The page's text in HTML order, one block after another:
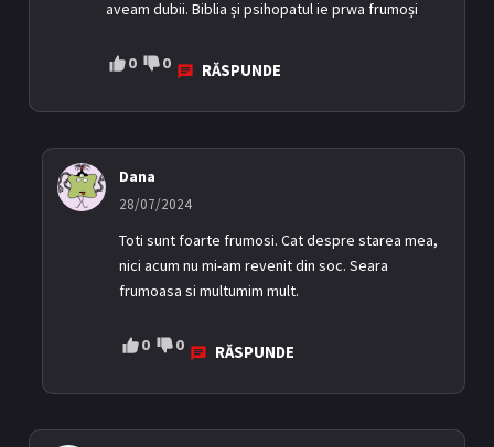
aveam dubii. Biblia și psihopatul ie prwa frumoși
0 0 RĂSPUNDE
Dana
28/07/2024
Toti sunt foarte frumosi. Cat despre starea mea,
nici acum nu mi-am revenit din soc. Seara
frumoasa si multumim mult.
0 0 RĂSPUNDE